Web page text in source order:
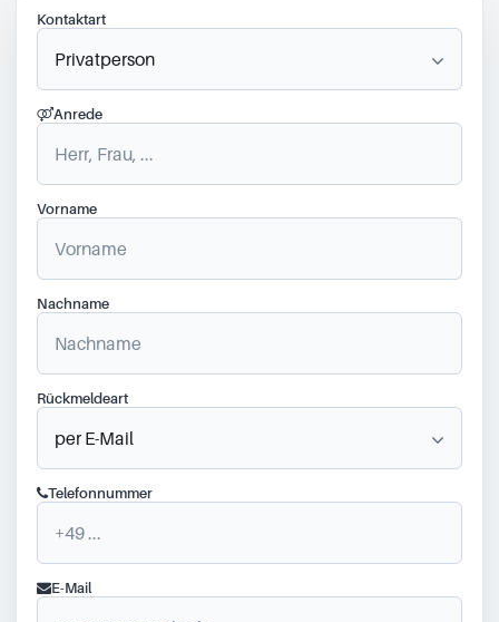
Kontaktart
Anrede
Vorname
Nachname
Rückmeldeart
Telefonnummer
E-Mail